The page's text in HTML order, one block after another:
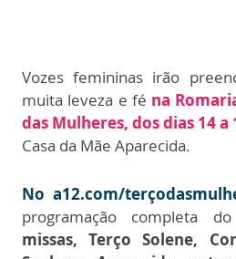
Vozes femininas irão
muita leveza e fé na
das Mulheres, dos dias 14 a
Casa da Mãe Aparecida.
No a12.com/
programação completa
missas, Terço Solene,